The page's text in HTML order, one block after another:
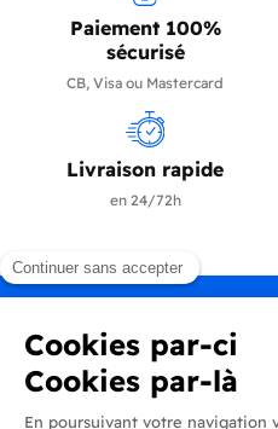
Paiement 100%
sécurisé
CB, Visa ou Mastercard
Livraison rapide
en 24/72h